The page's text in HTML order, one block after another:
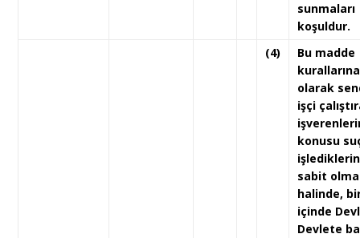
sunmaları
koşuldur.
(4)
Bu madde
kurallarına
olarak
işçi
konusu
sabit
halinde,
içinde
Devlete